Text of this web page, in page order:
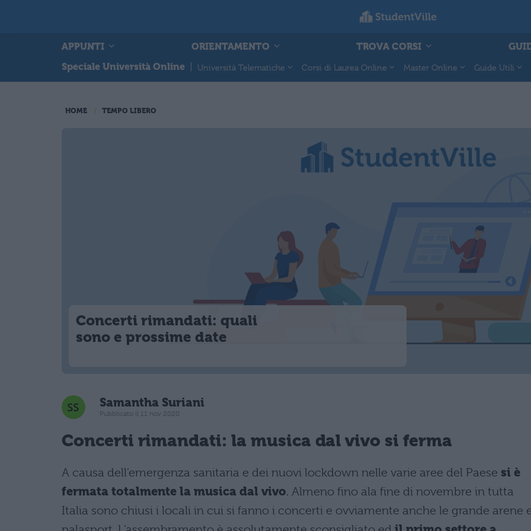
APPUNTI ORIENTAMENTO TROVA CORSI
Speciale Università Online
Università Telematiche Corsi di Laurea Online Master Online Guide Utili
HOME TEMPO LIBERO
Concerti rimandati: quali
sono e prossime date
Samantha Suriani
Pubblicato il 11 nov 2020
Concerti rimandati: la musica dal vivo si ferma
A causa dell’emergenza sanitaria e dei nuovi lockdown nelle varie aree del Paese si è
fermata totalmente la musica dal vivo. Almeno fino ala fine di novembre in tutta
Italia sono chiusi i locali in cui si fanno i concerti e ovviamente anche le grande arene